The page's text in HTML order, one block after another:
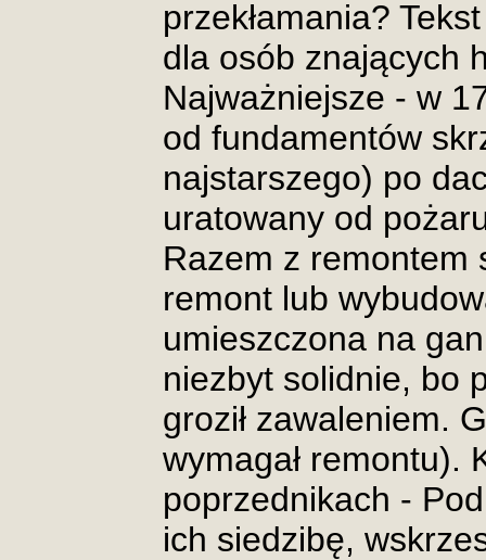
przekłamania?
dla osób znających
Najważniejsze - w
od fundamentów
najstarszego) po
uratowany od
Razem z remontem
remont lub
umieszczona na
niezbyt solidnie, bo
groził zawaleniem.
wymagał remontu).
poprzednikach -
ich siedzibę,